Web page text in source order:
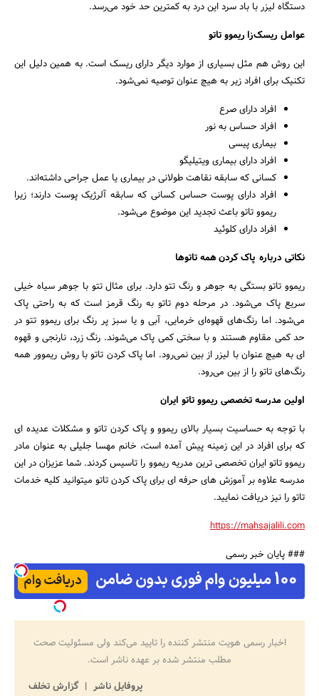
دستگاه لیزر با باد سرد این درد به کمترین حد خود می‌رسد.
عوامل ریسک‌زا ریموو تاتو
این روش هم مثل بسیاری از موارد دیگر دارای ریسک است. به همین دلیل این
تکنیک برای افراد زیر به هیچ عنوان توصیه نمی‌شود.
افراد دارای صرع
افراد حساس به نور
بیماری پیسی
افراد دارای بیماری ویتیلیگو
کسانی که سابقه نقاهت طولانی در بیماری یا عمل جراحی داشته‌اند.
افراد دارای پوست حساس کسانی که سابقه آلرژیک پوست دارند؛ زیرا
ریموو تاتو باعث تجدید این موضوع می‌شود.
افراد دارای کلوئید
نکاتی درباره پاک کردن همه تاتوها
ریموو تاتو بستگی به جوهر و رنگ تتو دارد. برای مثال تتو با جوهر سیاه خیلی
سریع پاک می‌شود. در مرحله دوم تاتو به رنگ قرمز است که به راحتی پاک
می‌شود. اما رنگ‌های قهوه‌ای خرمایی، آبی و یا سبز پر رنگ برای ریموو تتو در
حد کمی مقاوم هستند و با سختی کمی پاک می‌شوند. رنگ زرد، نارنجی و قهوه
ای به هیچ عنوان با لیزر از بین نمی‌رود. اما پاک کردن تاتو با روش ریموور همه
رنگ‌های تاتو را از بین می‌رود.
اولین مدرسه تخصصی ریموو تاتو ایران
با توجه به حساسیت بسیار بالای ریموو و پاک کردن تاتو و مشکلات عدیده ای
که برای افراد در این زمینه پیش آمده است، خانم مهسا جلیلی به عنوان مادر
ریموو تاتو ایران تخصصی ترین مدریه ریموو را تاسیس کردند. شما عزیزان در این
مدرسه علاوه بر آموزش های حرفه ای برای پاک کردن تاتو میتوانید کلیه خدمات
تاتو را نیز دریافت نمایید.
https://mahsajalili.com
### پایان خبر رسمی
اخبار رسمی هویت منتشر کننده را تایید می‌کند ولی مسئولیت صحت
مطلب منتشر شده بر عهده ناشر است.
پروفایل ناشر
گزارش تخلف